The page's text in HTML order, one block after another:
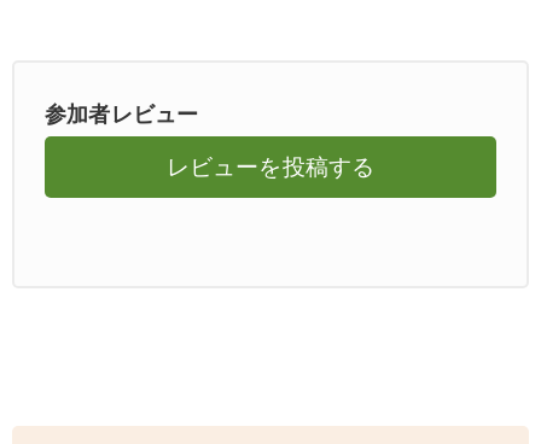
参加者レビュー
レビューを投稿する